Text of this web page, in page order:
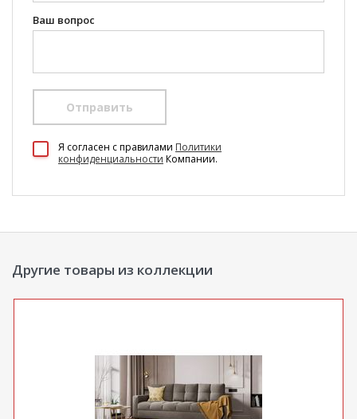
Ваш вопрос
Отправить
Я согласен c правилами Политики
конфиденциальности Компании.
Другие товары из коллекции